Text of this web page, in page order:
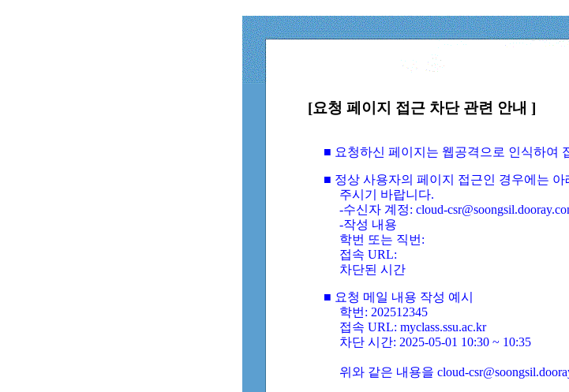
[요청 페이지 접근 차단 관련 안내 ]
■ 요청하신 페이지는 웹공격으로 인식하여
■ 정상 사용자의 페이지 접근인 경우에는
주시기 바랍니다.
-수신자 계정: cloud-
-작성 내용
학번 또는 직번:
접속 URL:
차단된 시간
■ 요청 메일 내용 작성 예시
학번: 202512345
접속 URL: myclass.ssu.ac.kr
차단 시간: 2025-05-01 10:30 ~ 10:35
위와 같은 내용을 cloud-